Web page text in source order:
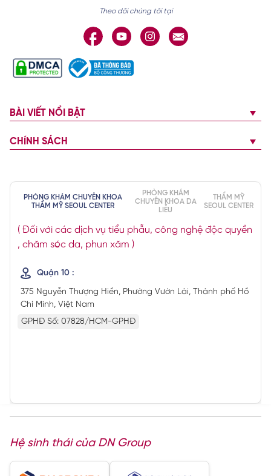
Theo dõi chúng tôi tại
BÀI VIẾT NỔI BẬT
CHÍNH SÁCH
PHÒNG KHÁM CHUYÊN KHOA
THẨM MỸ SEOUL CENTER
PHÒNG KHÁM
CHUYÊN KHOA DA
LIỄU
THẨM MỸ
SEOUL CENTER
( Đối với các dịch vụ tiểu phẫu, công nghệ độc quyền
, chăm sóc da, phun xăm )
Quận 10 :
375 Nguyễn Thượng Hiền, Phường Vườn Lài, Thành phố Hồ
Chí Minh, Việt Nam
GPHĐ Số: 07828/HCM-GPHĐ
Hệ sinh thái của DN Group